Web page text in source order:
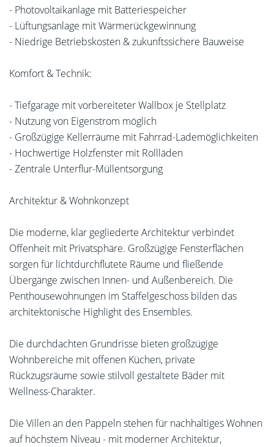
- Photovoltaikanlage mit Batteriespeicher
- Lüftungsanlage mit Wärmerückgewinnung
- Niedrige Betriebskosten & zukunftssichere Bauweise
Komfort & Technik:
- Tiefgarage mit vorbereiteter Wallbox je Stellplatz
- Nutzung von Eigenstrom möglich
- Großzügige Kellerräume mit Fahrrad-Lademöglichkeiten
- Hochwertige Holzfenster mit Rollläden
- Zentrale Unterflur-Müllentsorgung
Architektur & Wohnkonzept
Die moderne, klar gegliederte Architektur verbindet
Offenheit mit Privatsphäre. Großzügige Fensterflächen
sorgen für lichtdurchflutete Räume und fließende
Übergänge zwischen Innen- und Außenbereich. Die
Penthousewohnungen im Staffelgeschoss bilden das
architektonische Highlight des Ensembles.
Die durchdachten Grundrisse bieten großzügige
Wohnbereiche mit offenen Küchen, private
Rückzugsräume sowie stilvoll gestaltete Bäder mit
Wellness-Charakter.
Die Villen an den Pappeln stehen für nachhaltiges Wohnen
auf höchstem Niveau - mit moderner Architektur,